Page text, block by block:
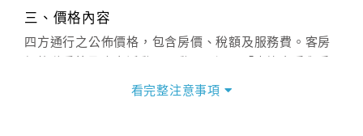
三、價格內容
四方通行之公佈價格，包含房價、稅額及服務費。客房
價」之當日價格為標準。
看完整注意事項